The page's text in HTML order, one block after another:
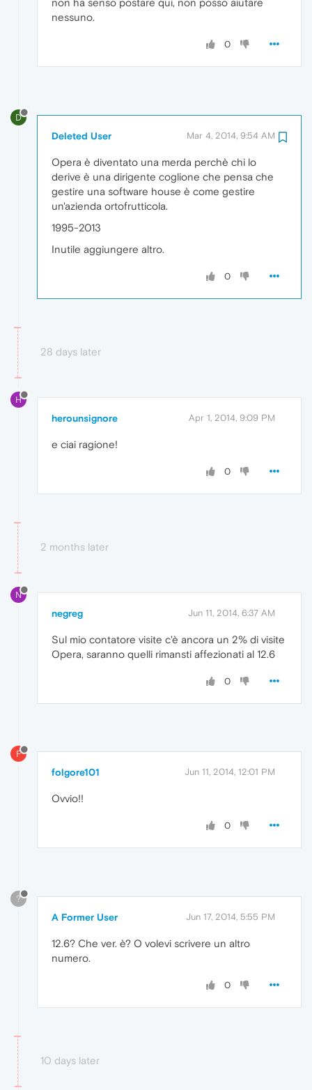
non ha senso postare qui, non posso aiutare
nessuno.
0
D
Deleted User Mar 4, 2014, 9:54 AM
Opera è diventato una merda perchè chi lo
derive è una dirigente coglione che pensa che
gestire una software house è come gestire
un'azienda ortofrutticola.
1995-2013
Inutile aggiungere altro.
0
28 days later
H
herounsignore Apr 1, 2014, 9:09 PM
e ciai ragione!
0
2 months later
N
negreg Jun 11, 2014, 6:37 AM
Sul mio contatore visite c'è ancora un 2% di visite
Opera, saranno quelli rimansti affezionati al 12.6
0
F
folgore101 Jun 11, 2014, 12:01 PM
Ovvio!!
0
?
A Former User Jun 17, 2014, 5:55 PM
12.6? Che ver. è? O volevi scrivere un altro
numero.
0
10 days later